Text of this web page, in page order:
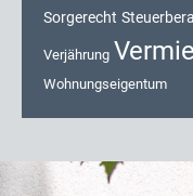
Sorgerecht
Verjährung
Wohnungseigentum